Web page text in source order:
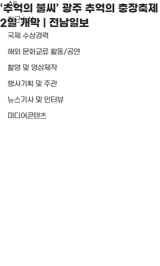
All
최근소식
국제 수상경력
해외 문화교류 활동/공연
촬영 및 영상제작
행사기획 및 주관
뉴스기사 및 인터뷰
미디어콘텐츠
‘추억의 불씨’ 광주 추억의 충장축제
2일 개막 | 전남일보